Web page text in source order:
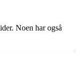
Noen har også